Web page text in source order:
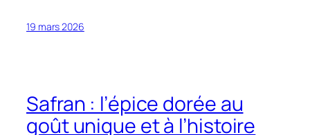
19 mars 2026
Safran : l’épice dorée au
goût unique et à l’histoire